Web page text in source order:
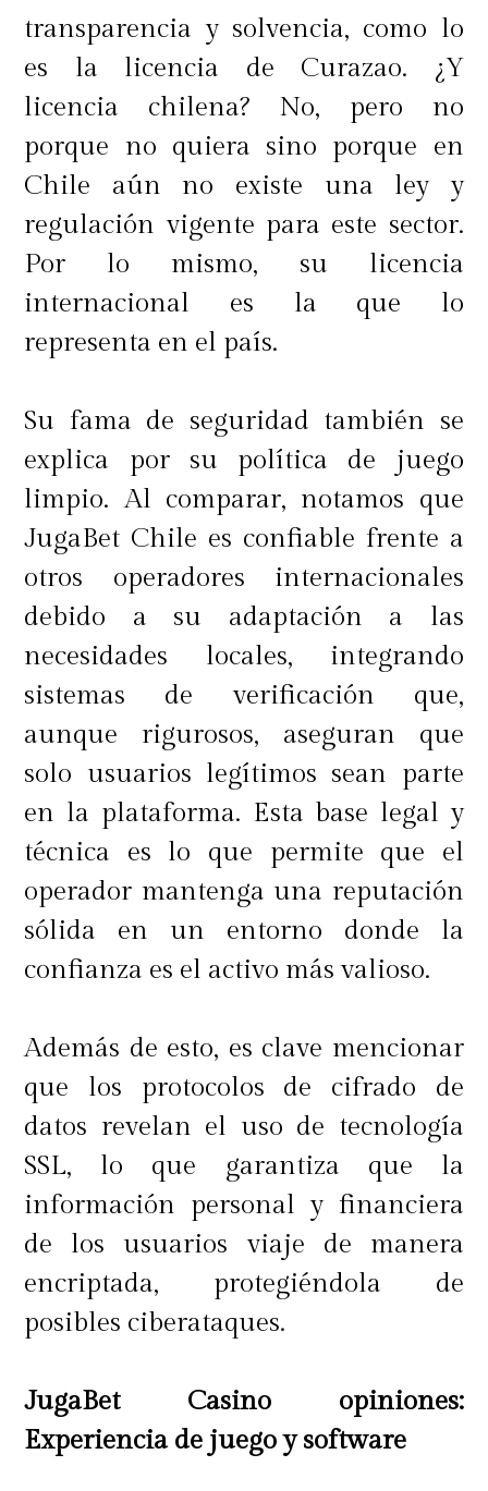
de gama baja o una memoria RAM
insuficiente ralentizará las tareas
más básicas. En cambio, invertir en
un buen procesador y una memoria
RAM adecuada garantiza una
mayor durabilidad del equipo.
Almacenamiento y tarjeta gráfica
Por otro lado, el almacenamiento es
un área donde se puede economizar
sin grandes repercusiones. Con el
auge del almacenamiento en la
nube y discos externos asequibles,
optar por una menor capacidad de
almacenamiento interno no debería
ser un problema en la mayoría de
los casos
. En cuanto a la tarjeta
gráfica, a menos que se trate de un
equipo destinado a tareas intensivas
como el diseño gráfico o los
videojuegos, se puede priorizar una
opción más económica.
transparencia y solvencia, como lo
es la licencia de Curazao. ¿Y
licencia chilena? No, pero no
porque no quiera sino porque en
Chile aún no existe una ley y
regulación vigente para este sector.
Por lo mismo, su licencia
internacional es la que lo
representa en el país.
Su fama de seguridad también se
explica por su política de juego
limpio. Al comparar, notamos que
JugaBet Chile es confiable frente a
otros operadores internacionales
debido a su adaptación a las
necesidades locales, integrando
sistemas de verificación que,
aunque rigurosos, aseguran que
solo usuarios legítimos sean parte
en la plataforma. Esta base legal y
técnica es lo que permite que el
operador mantenga una reputación
sólida en un entorno donde la
confianza es el activo más valioso.
Además de esto, es clave mencionar
que los protocolos de cifrado de
datos revelan el uso de tecnología
SSL, lo que garantiza que la
información personal y financiera
de los usuarios viaje de manera
encriptada, protegiéndola de
posibles ciberataques.
JugaBet Casino opiniones:
Experiencia de juego y software